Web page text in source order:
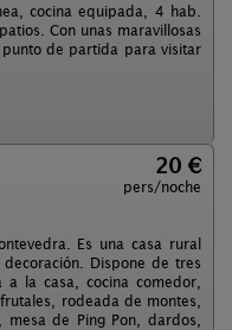
cocina equipada, 4 hab.
Con unas maravillosas
de partida para visitar
20 €
pers/noche
Es una casa rural
Dispone de tres
la casa, cocina comedor,
rodeada de montes,
de Ping Pon, dardos,